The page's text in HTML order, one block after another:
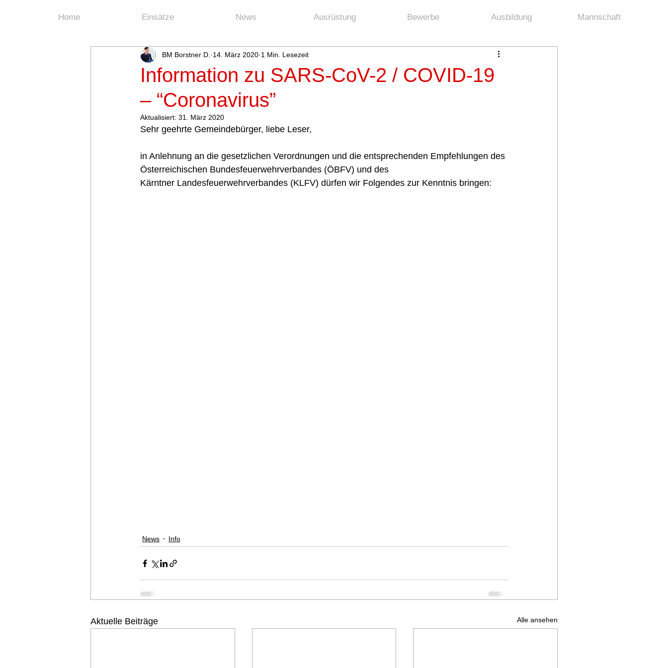
Home Einsätze News Ausrüstung Bewerbe Ausbildung Mannschaft
Information zu SARS-CoV-2 / COVID-19
– “Coronavirus”
BM Borstner D. 14. März 2020 1 Min. Lesezeit
Aktualisiert: 31. März 2020
Sehr geehrte Gemeindebürger, liebe Leser,
in Anlehnung an die gesetzlichen Verordnungen und die entsprechenden Empfehlungen des
Österreichischen Bundesfeuerwehrverbandes (ÖBFV) und des
Kärntner Landesfeuerwehrverbandes (KLFV) dürfen wir Folgendes zur Kenntnis bringen:
News Info
Aktuelle Beiträge Alle ansehen